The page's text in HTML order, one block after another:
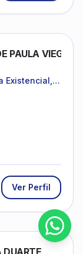
PAULA VIEGAS
Existencial,
Ver Perfil
DUARTE